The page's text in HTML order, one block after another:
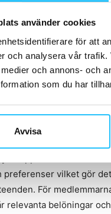
använder cookies
för att
och analysera vår
och annons- och
som du har
Avvisa
”Vårt
upplevelse för våra
preferenser vilket gör
För
relevanta belöningar